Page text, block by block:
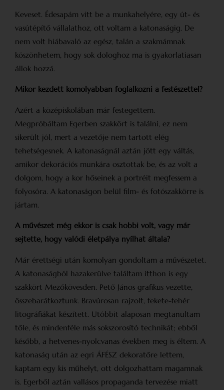
Keveset. Édesapám vitt be a munkahelyére, egy út- és
vasútépítő vállalathoz, ott voltam a katonaságig. De
nem volt hiábavaló az egész, talán a szakmámnak
köszönhetem, hogy sok dologhoz ma is gyakorlatiasan
állok hozzá.
Mikor kezdett komolyabban foglalkozni a festészettel?
Azért a középiskolában már festegettem.
Megpróbáltam Egerben szakkört is találni, ez nem
sikerült jól, mert a vezetője nem tartott elég
tehetségesnek. A katonaságnál aztán jött egy váltás,
amikor dekorációs munkára osztottak be, és az volt a
dolgom, hogy a kor hőseinek a portréit megfessem a
folyosóra. A katonaságon belül film- és fotószakkörre is
jártam.
A művészet még ekkor is csak hobbi volt, vagy már
sejtette, hogy valódi életpálya nyílhat általa?
Már érettségi után komolyan gondoltam a művészetet.
A katonaságból hazakerülve találtam itthon is egy
szakkört Mezőkövesden. Pető János grafikus vezette,
összebarátkoztunk. Bravúrosan rajzolt, fekete-fehér
litográfiákat készített. Utóbbit alaposan megtanultam
tőle, és mindenféle más sokszorosító technikát; ebből
később, a hetvenes-nyolcvanas években meg is éltem. A
katonaság után az egri ÁFÉSZ dekoratőre lettem,
kaptam egy kis műhelyt, ott dolgozhattam magamnak
is. Egerből aztán vallásos propaganda tervezése miatt